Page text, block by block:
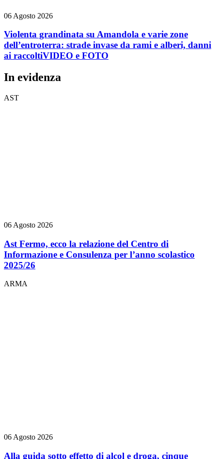
06 Agosto 2026
Violenta grandinata su Amandola e varie zone
dell’entroterra: strade invase da rami e alberi, danni
ai raccoltiVIDEO e FOTO
In evidenza
AST
06 Agosto 2026
Ast Fermo, ecco la relazione del Centro di
Informazione e Consulenza per l’anno scolastico
2025/26
ARMA
06 Agosto 2026
Alla guida sotto effetto di alcol e droga, cinque